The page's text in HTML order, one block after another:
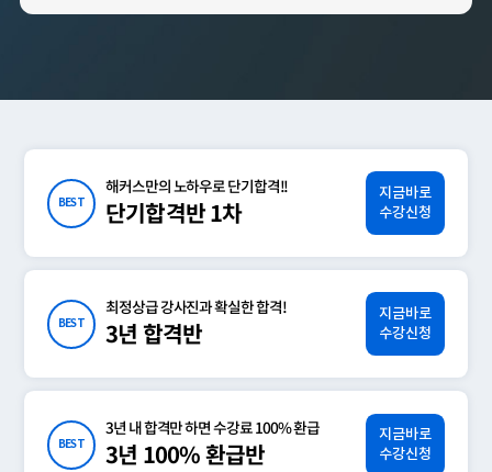
BEST
해커스만의 노하우로 단기합격!!
단기합격반 1차
지금바로
수강신청
BEST
최정상급 강사진과 확실한 합격!
3년 합격반
지금바로
수강신청
BEST
3년 내 합격만 하면 수강료 100% 환급
3년 100% 환급반
지금바로
수강신청